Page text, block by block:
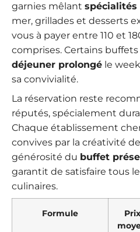
garnies mêlant spécialités
mer, grillades et desserts
vous à payer entre 110 et
comprises. Certains
déjeuner prolongé le
sa convivialité.
La réservation reste
réputés, spécialement
Chaque établissement
convives par la créativité
générosité du buffet
garantit de satisfaire tous
culinaires.
Formule
Prix